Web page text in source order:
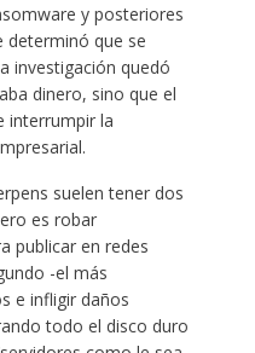
y posteriores
determinó que se
investigación quedó
dinero, sino que el
interrumpir la
suelen tener dos
es robar
publicar en redes
-el más
e infligir daños
todo el disco duro